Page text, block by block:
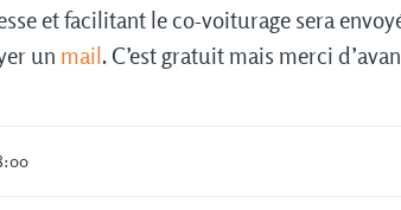
et facilitant le co-voiturage sera
un mail. C’est gratuit mais merci